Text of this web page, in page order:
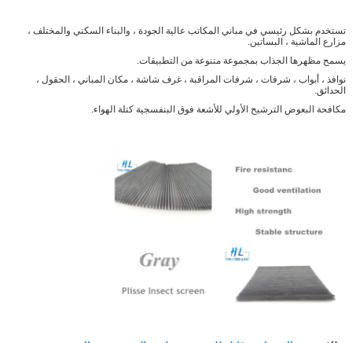
تستخدم بشكل رئيسي في مباني المكاتب عالية الجودة ، والبناء السكني والمختلف ،
مزارع الماشية ، البساتين.
يسمح مظهرها الجذاب بمجموعة متنوعة من التطبيقات.
نوافذ ، أبواب ، شرفات ، شرفات المراقبة ، غرف شاشة ، مكان المباني ، الحقول ،
الحدائق.
مكافحة البعوض الترشيح الأولي للأشعة فوق البنفسجية كتلة الهواء.